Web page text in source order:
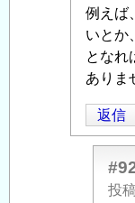
例えば
いとか
となれ
ありま
返信
投